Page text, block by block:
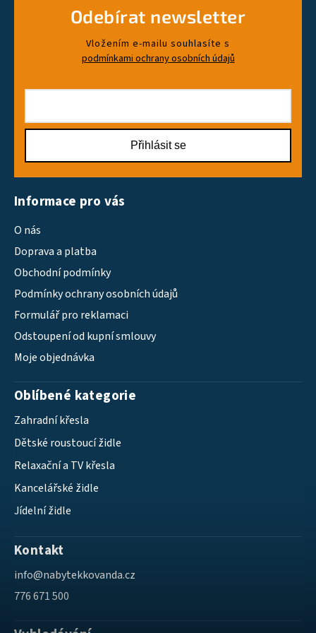
Odebírat newsletter
Vložením e-mailu souhlasíte s
podmínkami ochrany osobních údajů
Přihlásit se
Informace pro vás
O nás
Doprava a platba
Obchodní podmínky
Podmínky ochrany osobních údajů
Formulář pro reklamaci
Odstoupení od kupní smlouvy
Moje objednávka
Oblíbené kategorie
Zahradní křesla
Dětské roustoucí židle
Relaxační a TV křesla
Kancelářské židle
Jídelní židle
Kontakt
info@nabytekkovanda.cz
776 671 500